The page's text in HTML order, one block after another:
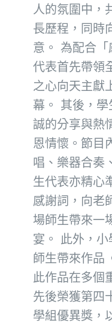
人的氛圍中，
長歷程，同時
意。 為配合
代表首先帶領
之心向天主獻
幕。 其後，
誠的分享與熱
恩情懷。節目
唱、樂器合奏
生代表亦精心
感謝詞，向老
場師生帶來一
宴。 此外，
師生帶來作品
此作品在多個
先後榮獲第四
學組優異獎，